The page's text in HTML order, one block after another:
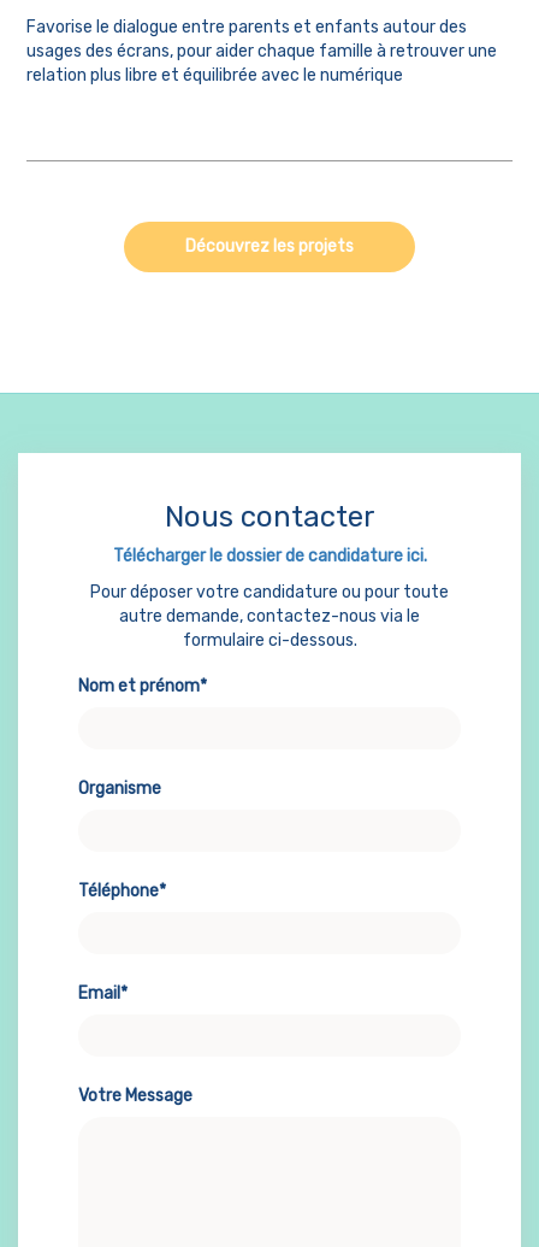
Favorise le dialogue entre parents et enfants autour des
usages des écrans, pour aider chaque famille à retrouver une
relation plus libre et équilibrée avec le numérique
Découvrez les projets
Nous contacter
Télécharger le dossier de candidature ici.
Pour déposer votre candidature ou pour toute
autre demande, contactez-nous via le
formulaire ci-dessous.
Nom et prénom*
Organisme
Téléphone*
Email*
Votre Message